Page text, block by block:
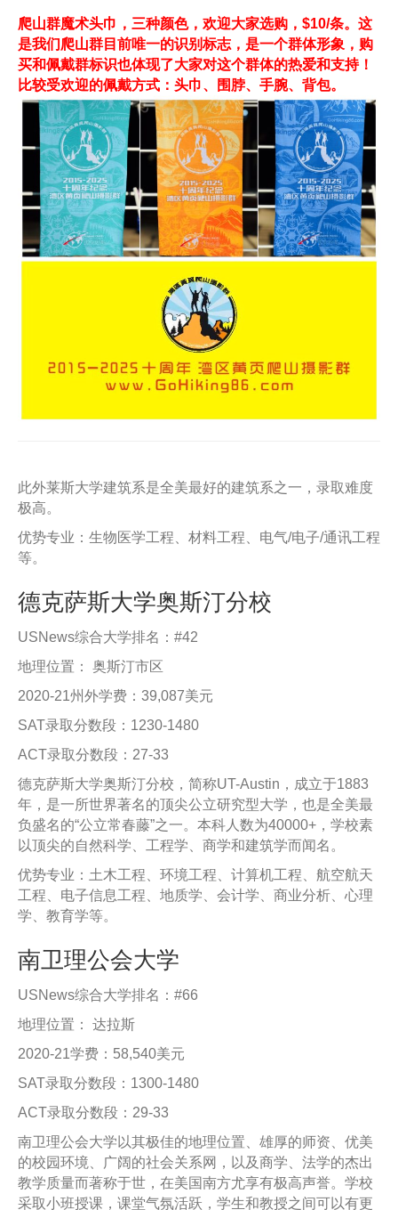
爬山群魔术头巾，三种颜色，欢迎大家选购，$10/条。这
是我们爬山群目前唯一的识别标志，是一个群体形象，购
买和佩戴群标识也体现了大家对这个群体的热爱和支持！
比较受欢迎的佩戴方式：头巾、围脖、手腕、背包。
此外莱斯大学建筑系是全美最好的建筑系之一，录取难度
极高。
优势专业：生物医学工程、材料工程、电气/电子/通讯工程
等。
德克萨斯大学奥斯汀分校
USNews综合大学排名：#42
地理位置： 奥斯汀市区
2020-21州外学费：39,087美元
SAT录取分数段：1230-1480
ACT录取分数段：27-33
德克萨斯大学奥斯汀分校，简称UT-Austin，成立于1883
年，是一所世界著名的顶尖公立研究型大学，也是全美最
负盛名的“公立常春藤”之一。本科人数为40000+，学校素
以顶尖的自然科学、工程学、商学和建筑学而闻名。
优势专业：土木工程、环境工程、计算机工程、航空航天
工程、电子信息工程、地质学、会计学、商业分析、心理
学、教育学等。
南卫理公会大学
USNews综合大学排名：#66
地理位置： 达拉斯
2020-21学费：58,540美元
SAT录取分数段：1300-1480
ACT录取分数段：29-33
南卫理公会大学以其极佳的地理位置、雄厚的师资、优美
的校园环境、广阔的社会关系网，以及商学、法学的杰出
教学质量而著称于世，在美国南方尤享有极高声誉。学校
采取小班授课，课堂气氛活跃，学生和教授之间可以有更